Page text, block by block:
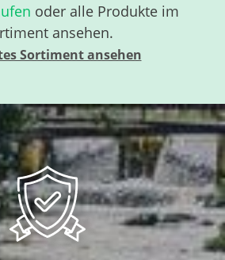
oder alle Produkte im
ansehen.
Sortiment ansehen